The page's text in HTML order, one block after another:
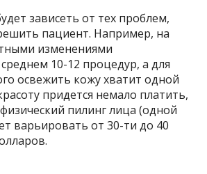
зависеть от тех проблем,
пациент. Например, на
изменениями
10-12 процедур, а для
освежить кожу хватит одной
придется немало платить,
пилинг лица (одной
варьировать от 30-ти до 40